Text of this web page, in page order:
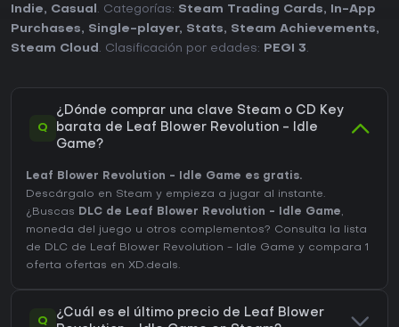
Indie, Casual . Categorías: Steam Trading Cards,
In-App
Purchases, Single-player, Stats, Steam Achievements,
Steam Cloud . Clasificación por edades: PEGI 3.
Q
¿Dónde comprar una clave Steam o CD Key
barata de Leaf Blower Revolution - Idle
Game?
Leaf Blower Revolution - Idle Game es gratis.
Descárgalo en Steam y empieza a jugar al instante.
¿Buscas DLC de Leaf Blower Revolution - Idle Game,
moneda del juego u otros complementos? Consulta la lista
de DLC de Leaf Blower Revolution - Idle Game y compara 1
oferta ofertas en XD.deals.
Q
¿Cuál es el último precio de Leaf Blower